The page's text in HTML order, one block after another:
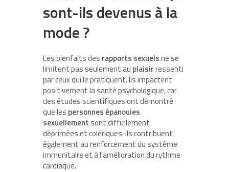
sont-ils devenus à la
mode ?
Les bienfaits des rapports sexuelsne se
limitent pas seulement au plaisirressenti
par ceux qui le pratiquent. Ils impactent
positivement la santé psychologique, car
des études scientifiques ont démontré
que les personnes épanouies
sexuellement sont difficilement
déprimées et colériques. Ils contribuent
également au renforcement du système
immunitaire et à l’amélioration du rythme
cardiaque.